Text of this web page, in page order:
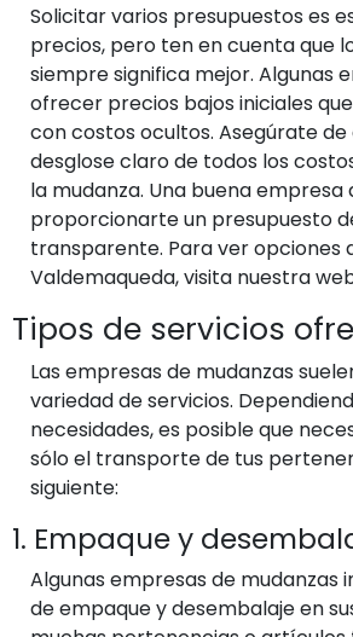
Solicitar varios presupuestos es
precios, pero ten en cuenta que
siempre significa mejor. Algunas
ofrecer precios bajos iniciales
con costos ocultos. Asegúrate
desglose claro de todos los
la mudanza. Una buena
proporcionarte un presupuesto
transparente. Para ver opciones
Valdemaqueda, visita nuestra
Tipos de servicios
Las empresas de mudanzas
variedad de servicios.
necesidades, es posible que
sólo el transporte de tus
siguiente:
1. Empaque y
Algunas empresas de mudanzas
de empaque y desembalaje en